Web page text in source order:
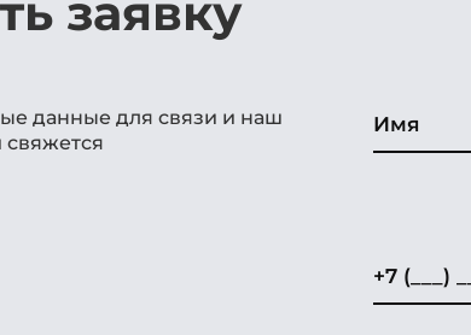
заявку
данные для связи и наш
свяжется